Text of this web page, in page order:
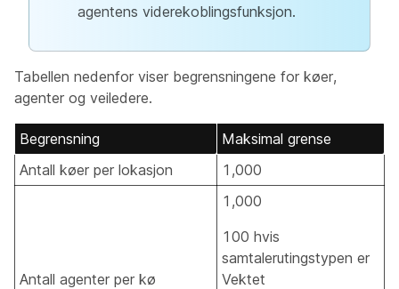
agentens viderekoblingsfunksjon.
Tabellen nedenfor viser begrensningene for køer,
agenter og veiledere.
Begrensning
Maksimal grense
Antall køer per lokasjon
1,000
Antall agenter per kø
1,000
100 hvis
samtalerutingstypen er
Vektet